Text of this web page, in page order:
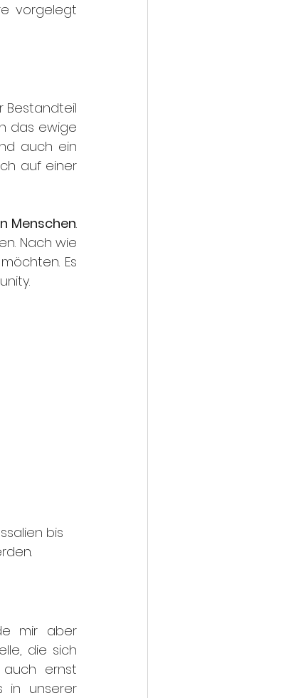
vorgelegt
Bestandteil
das ewige
auch ein
auf einer
Menschen.
Nach wie
Es
bis
mir aber
die sich
auch ernst
in unserer